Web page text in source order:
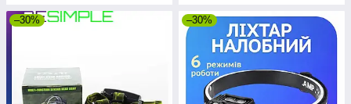
–30% –30%